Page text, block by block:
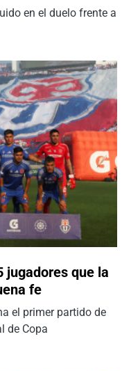
en el duelo frente a
jugadores que la
fe
el primer partido de
de Copa